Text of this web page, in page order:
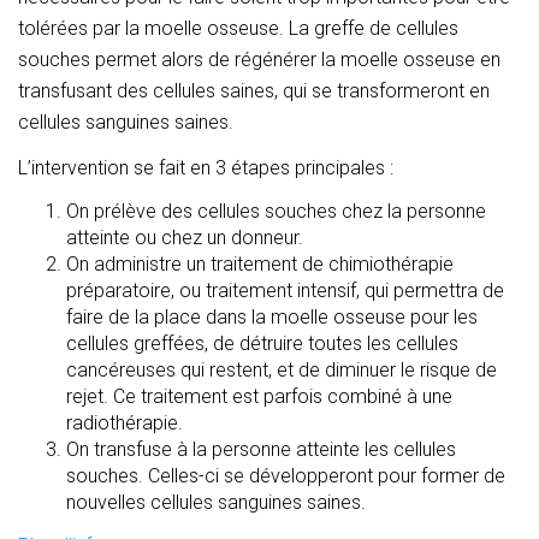
tolérées par la moelle osseuse. La greffe de cellules
souches permet alors de régénérer la moelle osseuse en
transfusant des cellules saines, qui se transformeront en
cellules sanguines saines.
L’intervention se fait en 3 étapes principales :
On prélève des cellules souches chez la personne
atteinte ou chez un donneur.
On administre un traitement de chimiothérapie
préparatoire, ou traitement intensif, qui permettra de
faire de la place dans la moelle osseuse pour les
cellules greffées, de détruire toutes les cellules
cancéreuses qui restent, et de diminuer le risque de
rejet. Ce traitement est parfois combiné à une
radiothérapie.
On transfuse à la personne atteinte les cellules
souches. Celles-ci se développeront pour former de
nouvelles cellules sanguines saines.